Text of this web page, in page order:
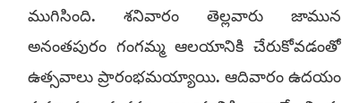
ముగిసింది. శనివారం తెల్లవారు జామున
అనంతపురం గంగమ్మ ఆలయానికి చేరుకోవడంతో
ఉత్సవాలు ప్రారంభమయ్యాయి. ఆదివారం ఉదయం